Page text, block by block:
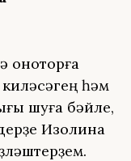
оноторға
һәм
шуға бәйле,
Изолина